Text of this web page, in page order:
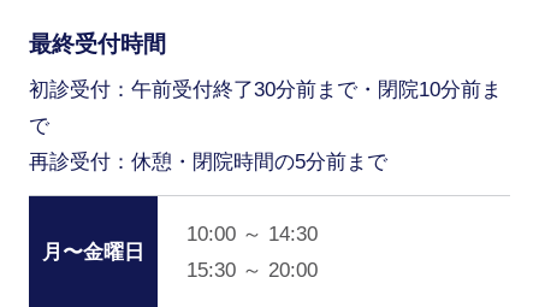
最終受付時間
初診受付：午前受付終了30分前まで・閉院10分前ま
で
再診受付：休憩・閉院時間の5分前まで
月〜金曜日
10:00 ～ 14:30
15:30 ～ 20:00